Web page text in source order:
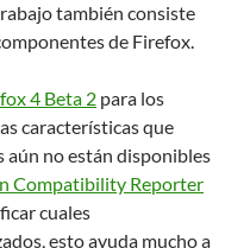
también consiste
de Firefox.
4 Beta 2 para los
características que
aún no están disponibles
Compatibility Reporter
cuales
esto ayuda mucho a